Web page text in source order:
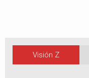
Visión Z